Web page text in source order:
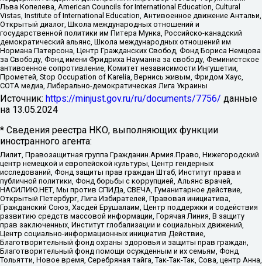
Льва Копелева, American Councils for International Education, Cultural
Vistas, Institute of International Education, Антивоенное движение Антальи,
Открытый диалог, Школа международных отношений и
государственной политики им Питера Мунка, Российско-канадский
демократический альянс, Школа международных отношений им
Нормана Патерсона, Центр Гражданских Свобод, Фонд Бориса Немцова
за Свободу, Фонд имени Фридриха Науманна за свободу, Феминистское
антивоенное сопротивление, Комитет независимости Ингушетии,
Прометей, Stop Occupation of Karelia, Вернись живым, Фридом Хаус,
СОТА медиа, Либерально-демократическая Лига Украины
Источник: https://minjust.gov.ru/ru/documents/7756/ данные
на 13.05.2024
* Сведения реестра НКО, выполняющих функции
иностранного агента:
Лилит, Правозащитная группа Гражданин.Армия.Право, Нижегородский
центр немецкой и европейской культуры, Центр гендерных
исследований, Фонд защиты прав граждан Штаб, Институт права и
публичной политики, Фонд борьбы с коррупцией, Альянс врачей,
НАСИЛИЮ.НЕТ, Мы против СПИДа, СВЕЧА, Гуманитарное действие,
Открытый Петербург, Лига Избирателей, Правовая инициатива,
Гражданский Союз, Хасдей Ерушалаим, Центр поддержки и содействия
развитию средств массовой информации, Горячая Линия, В защиту
прав заключенных, Институт глобализации и социальных движений,
Центр социально-информационных инициатив Действие,
Благотворительный фонд охраны здоровья и защиты прав граждан,
Благотворительный фонд помощи осужденным и их семьям, Фонд
Тольятти, Новое время, Серебряная тайга, Так-Так-Так, Сова, центр Анна,